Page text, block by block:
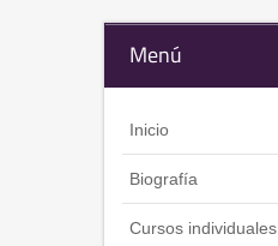
Menú
Inicio
Biografía
Cursos individuales